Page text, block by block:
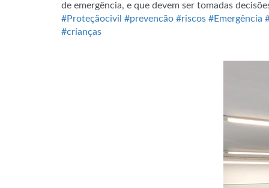
de emergência, e que devem ser tomadas
#Proteçãocivil #prevencão #riscos #Emergência
#crianças